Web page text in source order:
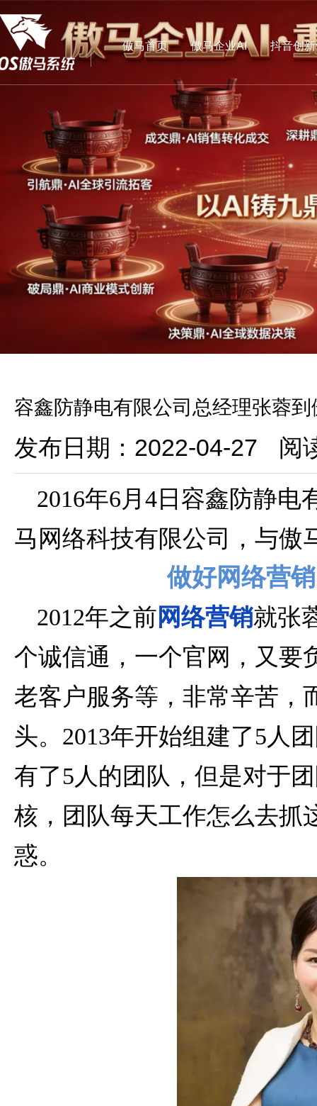
傲马首页 傲马企业AI 抖音创
容鑫防静电有限公司总经理张蓉
发布日期：2022-04-27
阅
2016年6月4日容鑫防静
马网络科技有限公司，与傲
做好网络营
2012年之前 网络营销就张
个诚信通，一个官网，又要
老客户服务等，非常辛苦，
头。2013年开始组建了5人
有了5人的团队，但是对于
核，团队每天工作怎么去抓
惑。